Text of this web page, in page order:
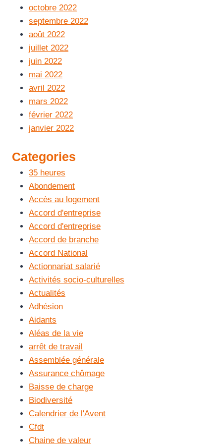
octobre 2022
septembre 2022
août 2022
juillet 2022
juin 2022
mai 2022
avril 2022
mars 2022
février 2022
janvier 2022
Categories
35 heures
Abondement
Accès au logement
Accord d'entreprise
Accord d'entreprise
Accord de branche
Accord National
Actionnariat salarié
Activités socio-culturelles
Actualités
Adhésion
Aidants
Aléas de la vie
arrêt de travail
Assemblée générale
Assurance chômage
Baisse de charge
Biodiversité
Calendrier de l'Avent
Cfdt
Chaine de valeur